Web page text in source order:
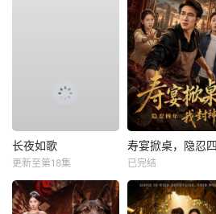
长夜如歌
更新至第18集 已完结